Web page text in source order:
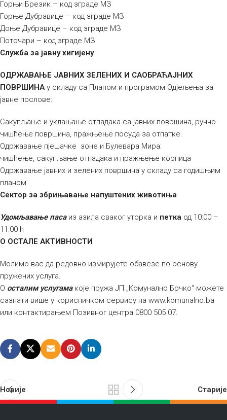
Горњи Брезик – код зграде МЗ
Горње Дубравице – код зграде МЗ
Доње Дубравице – код зграде МЗ
Поточари – код зграде МЗ
Служба за јавну хигијену
ОДРЖАВАЊЕ ЈАВНИХ ЗЕЛЕНИХ И САОБРАЋАЈНИХ
ПОВРШИНАу складу са Планом и програмом Одјељења за
јавне послове:
Сакупљање и уклањање отпадака са јавних површина, ручно
чишћење површина, пражњење посуда за отпатке.
Одржавање пјешачке зоне и Булевара Мира:
чишћење, сакупљање отпадака и пражњење корпица
Одржавање јавних и зелених површина у складу са годишњим
планом
Сектор за збрињавање напуштених животиња
Удомљавање пасаиз азила сваког уторка и петка од 10:00 –
11:00 h
О ОСТАЛЕ АКТИВНОСТИ
Молимо вас да редовно измирујете обавезе по основу
пружених услуга.
О осталим услугамакоје пружа ЈП „Комунално Брчко“ можете
сазнати више у корисничком сервису на www.komunalno.ba
или контактирањем Позивног центра 0800 505 07.
Новије Старије